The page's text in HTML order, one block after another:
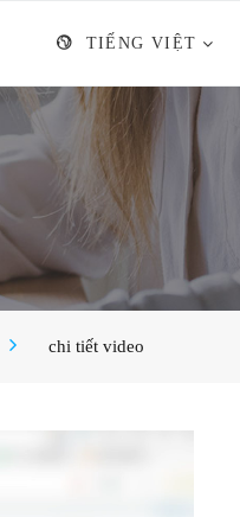
TIẾNG VIỆT
chi tiết video